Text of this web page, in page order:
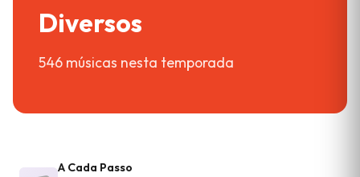
Diversos
546 músicas nesta temporada
A Cada Passo